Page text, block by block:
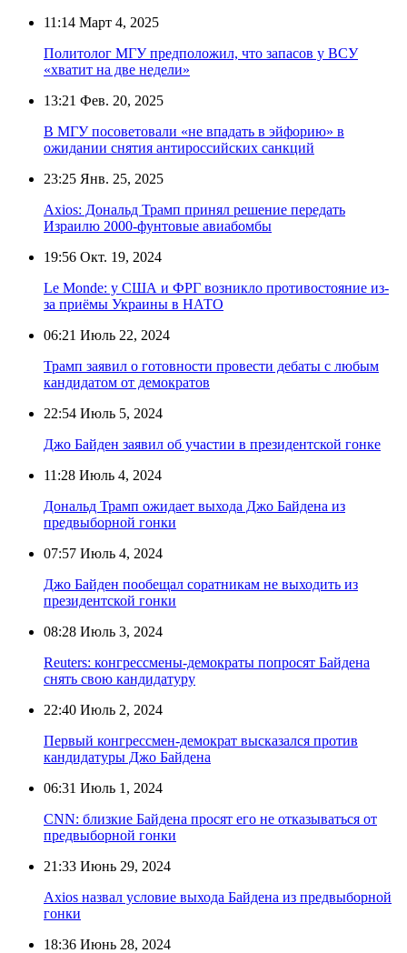
11:14 Март 4, 2025
Политолог МГУ предположил, что запасов у ВСУ
«хватит на две недели»
13:21 Фев. 20, 2025
В МГУ посоветовали «не впадать в эйфорию» в
ожидании снятия антироссийских санкций
23:25 Янв. 25, 2025
Axios: Дональд Трамп принял решение передать
Израилю 2000-фунтовые авиабомбы
19:56 Окт. 19, 2024
Le Monde: у США и ФРГ возникло противостояние из-
за приёмы Украины в НАТО
06:21 Июль 22, 2024
Трамп заявил о готовности провести дебаты с любым
кандидатом от демократов
22:54 Июль 5, 2024
Джо Байден заявил об участии в президентской гонке
11:28 Июль 4, 2024
Дональд Трамп ожидает выхода Джо Байдена из
предвыборной гонки
07:57 Июль 4, 2024
Джо Байден пообещал соратникам не выходить из
президентской гонки
08:28 Июль 3, 2024
Reuters: конгрессмены-демократы попросят Байдена
снять свою кандидатуру
22:40 Июль 2, 2024
Первый конгрессмен-демократ высказался против
кандидатуры Джо Байдена
06:31 Июль 1, 2024
CNN: близкие Байдена просят его не отказываться от
предвыборной гонки
21:33 Июнь 29, 2024
Axios назвал условие выхода Байдена из предвыборной
гонки
18:36 Июнь 28, 2024